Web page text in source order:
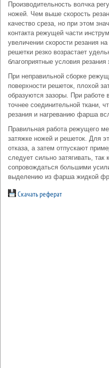
Производительность волчка
ножей. Чем выше скорость
качество среза, но при этом
контакта режущей части
увеличении скорости резания
решетки резко возрастает
благоприятные условия
При неправильной сборке
поверхности решеток, плохой
образуются зазоры. При работе
точнее соединительной ткани,
резания и нагреванию фарша
Правильная работа режущего
затяжке ножей и решеток. Для
отказа, а затем отпускают
следует сильно затягивать,
сопровождаться большими
выделению из фарша жидкой
Скачать реферат